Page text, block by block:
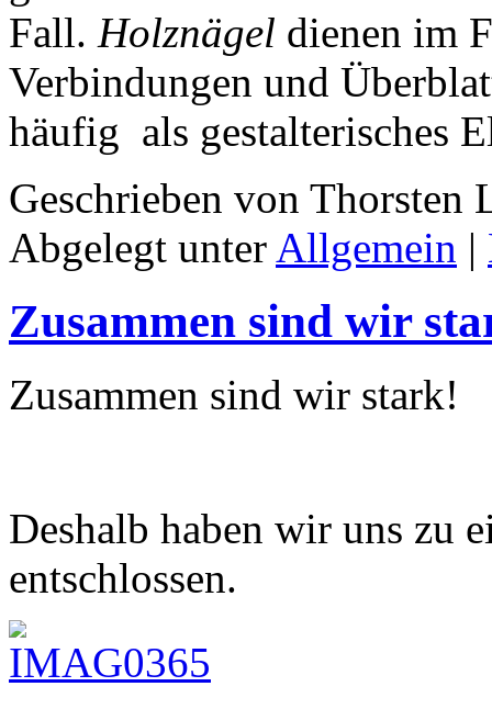
Fall. Holznägel dienen im
Verbindungen und
häufig als gestalterisches
Geschrieben von Thorsten
Abgelegt unter Allgemein |
Zusammen sind wir
Zusammen sind wir stark!
Deshalb haben wir uns zu
entschlossen.